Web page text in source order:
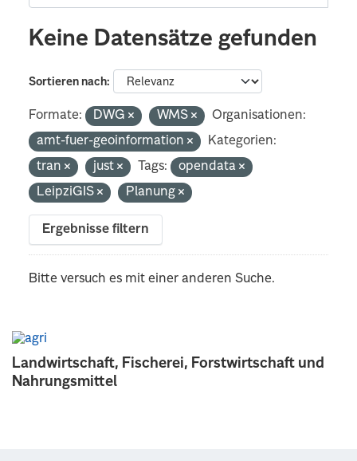
Landwirtschaft, Fischerei, Forstwirtschaft und
Nahrungsmittel
Keine Datensätze gefunden
Sortieren nach
Formate: DWG WMS
Organisationen:
amt-fuer-geoinformation
Kategorien:
tran
just Tags:
opendata
LeipziGIS
Planung
Ergebnisse filtern
Bitte versuch es mit einer anderen Suche.